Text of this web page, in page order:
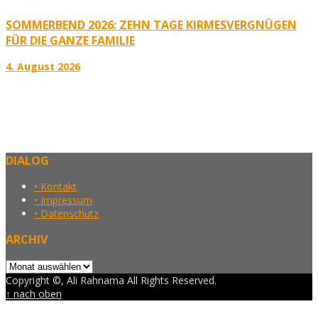
SOMMERBEND 2026: ZEHN TAGE KIRMESVERGNÜGEN
FÜR DIE GANZE FAMILIE
4. August 2026
DIALOG
• Kontakt
• Impressum
• Datenschutz
ARCHIV
Archiv
Copyright ©, Ali Rahnama All Rights Reserved.
↑ nach oben